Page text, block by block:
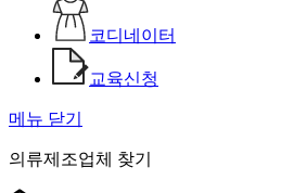
코디네이터
교육신청
메뉴 닫기
의류제조업체 찾기